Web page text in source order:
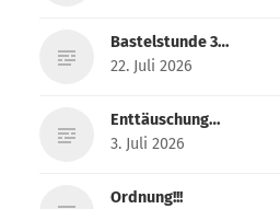
Bastelstunde 3…
22. Juli 2026
Enttäuschung…
3. Juli 2026
Ordnung!!!